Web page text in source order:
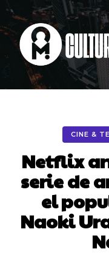
CINE &
Netflix
serie de
el
Naoki